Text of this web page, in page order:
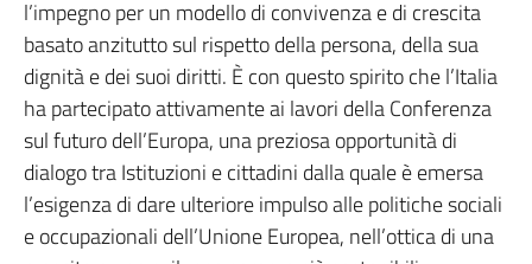
l’impegno per un modello di convivenza e di crescita
basato anzitutto sul rispetto della persona, della sua
dignità e dei suoi diritti. È con questo spirito che l’Italia
ha partecipato attivamente ai lavori della Conferenza
sul futuro dell’Europa, una preziosa opportunità di
dialogo tra Istituzioni e cittadini dalla quale è emersa
l’esigenza di dare ulteriore impulso alle politiche sociali
e occupazionali dell’Unione Europea, nell’ottica di una